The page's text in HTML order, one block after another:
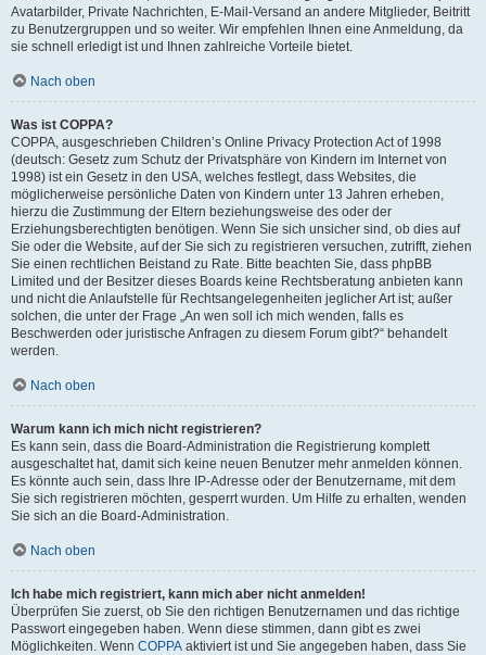
Avatarbilder, Private Nachrichten, E-Mail-Versand an andere Mitglieder, Beitritt
zu Benutzergruppen und so weiter. Wir empfehlen Ihnen eine Anmeldung, da
sie schnell erledigt ist und Ihnen zahlreiche Vorteile bietet.
Nach oben
Was ist COPPA?
COPPA, ausgeschrieben Children’s Online Privacy Protection Act of 1998
(deutsch: Gesetz zum Schutz der Privatsphäre von Kindern im Internet von
1998) ist ein Gesetz in den USA, welches festlegt, dass Websites, die
möglicherweise persönliche Daten von Kindern unter 13 Jahren erheben,
hierzu die Zustimmung der Eltern beziehungsweise des oder der
Erziehungsberechtigten benötigen. Wenn Sie sich unsicher sind, ob dies auf
Sie oder die Website, auf der Sie sich zu registrieren versuchen, zutrifft, ziehen
Sie einen rechtlichen Beistand zu Rate. Bitte beachten Sie, dass phpBB
Limited und der Besitzer dieses Boards keine Rechtsberatung anbieten kann
und nicht die Anlaufstelle für Rechtsangelegenheiten jeglicher Art ist; außer
solchen, die unter der Frage „An wen soll ich mich wenden, falls es
Beschwerden oder juristische Anfragen zu diesem Forum gibt?“ behandelt
werden.
Nach oben
Warum kann ich mich nicht registrieren?
Es kann sein, dass die Board-Administration die Registrierung komplett
ausgeschaltet hat, damit sich keine neuen Benutzer mehr anmelden können.
Es könnte auch sein, dass Ihre IP-Adresse oder der Benutzername, mit dem
Sie sich registrieren möchten, gesperrt wurden. Um Hilfe zu erhalten, wenden
Sie sich an die Board-Administration.
Nach oben
Ich habe mich registriert, kann mich aber nicht anmelden!
Überprüfen Sie zuerst, ob Sie den richtigen Benutzernamen und das richtige
Passwort eingegeben haben. Wenn diese stimmen, dann gibt es zwei
Möglichkeiten. Wenn COPPA aktiviert ist und Sie angegeben haben, dass Sie